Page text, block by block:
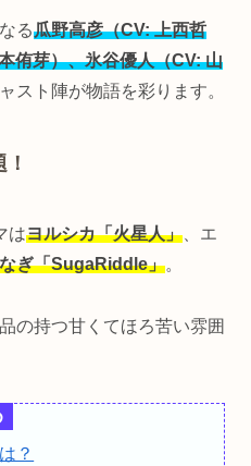
る瓜野高彦（CV: 上西哲
侑芽）、氷谷優人（CV: 山
スト陣が物語を彩ります。
はヨルシカ「火星人」 、エ
ぎ「SugaRiddle」。
の持つ甘くてほろ苦い雰囲
？